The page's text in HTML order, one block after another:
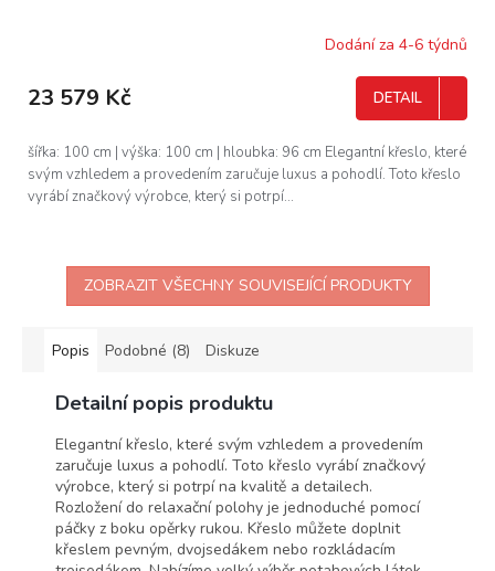
R
A
Dodání za 4-6 týdnů
23 579 Kč DETAIL
šířka: 100 cm | výška: 100 cm | hloubka: 96 cm Elegantní křeslo, které
svým vzhledem a provedením zaručuje luxus a pohodlí. Toto křeslo
vyrábí značkový výrobce, který si potrpí...
ZOBRAZIT VŠECHNY SOUVISEJÍCÍ PRODUKTY
Popis Podobné (8) Diskuze
Detailní popis produktu
Elegantní křeslo, které svým vzhledem a provedením
zaručuje luxus a pohodlí. Toto křeslo vyrábí značkový
výrobce, který si potrpí na kvalitě a detailech.
Rozložení do relaxační polohy je jednoduché pomocí
páčky z boku opěrky rukou. Křeslo můžete doplnit
křeslem pevným, dvojsedákem nebo rozkládacím